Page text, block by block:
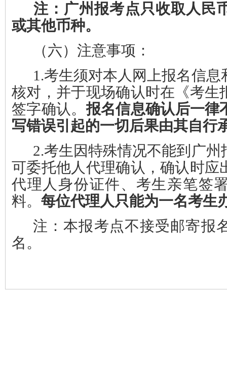
注：广州报考点只收取人民
或其他币种。
（六）注意事项：
1.考生须对本人网上报名信息
核对，并于现场确认时在《考生
签字确认。报名信息确认后一律
写错误引起的一切后果由其自行
2.考生因特殊情况不能到广州
可委托他人代理确认，确认时应
代理人身份证件、考生亲笔签
料。 每位代理人只能为一名考生
注：本报考点不接受邮寄报
名。